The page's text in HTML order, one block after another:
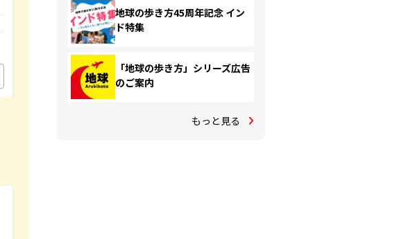
地球の歩き方45周年記念 イン
ド特集
「地球の歩き方」シリーズ広告
のご案内
もっと見る